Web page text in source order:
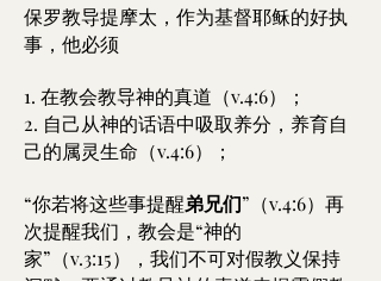
保罗教导提摩太，作为基督耶稣的好执
事，他必须
1. 在教会教导神的真道（v.4:6）；
2. 自己从神的话语中吸取养分，养育自
己的属灵生命（v.4:6）；
“你若将这些事提醒弟兄们”（v.4:6）再
次提醒我们，教会是“神的
家”（v.3:15），我们不可对假教义保持